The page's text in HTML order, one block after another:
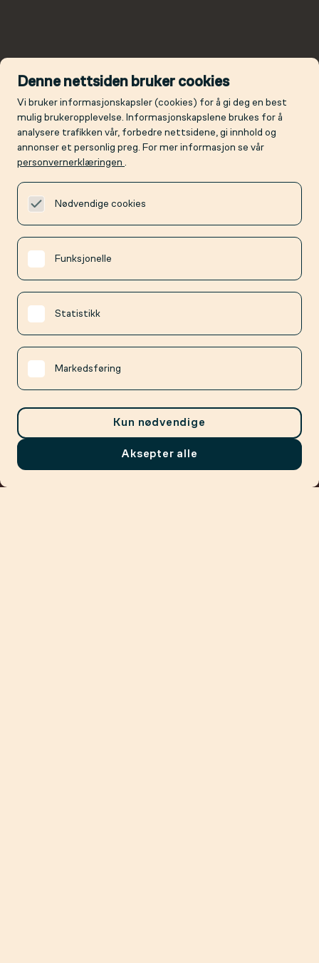
Meny
Denne nettsiden bruker cookies
Vi bruker informasjonskapsler (cookies) for å gi deg en best
mulig brukeropplevelse. Informasjonskapslene brukes for å
analysere trafikken vår, forbedre nettsidene, gi innhold og
annonser et personlig preg. For mer informasjon se vår
personvernerklæringen .
Nødvendige cookies
Funksjonelle
Statistikk
Markedsføring
Kun nødvendige
Aksepter alle